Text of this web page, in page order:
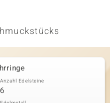
Anzahl Edelsteine
6